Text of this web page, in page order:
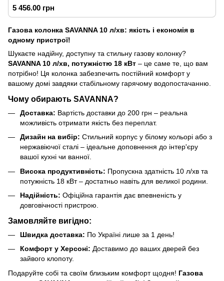
5 456.00 грн
Газова колонка SAVANNA 10 л/хв: якість і економія в
одному пристрої!
Шукаєте надійну, доступну та стильну газову колонку?
SAVANNA 10 л/хв, потужністю 18 кВт – це саме те, що вам
потрібно! Ця колонка забезпечить постійний комфорт у
вашому домі завдяки стабільному гарячому водопостачанню.
Чому обирають SAVANNA?
Доставка: Вартість доставки до 200 грн – реальна
можливість отримати якість без переплат.
Дизайн на вибір: Стильний корпус у білому кольорі або з
нержавіючої сталі – ідеальне доповнення до інтер'єру
вашої кухні чи ванної.
Висока продуктивність: Пропускна здатність 10 л/хв та
потужність 18 кВт – достатньо навіть для великої родини.
Надійність: Офіційна гарантія дає впевненість у
довговічності пристрою.
Замовляйте вигідно:
Швидка доставка: По Україні лише за 1 день!
Комфорт у Херсоні: Доставимо до ваших дверей без
зайвого клопоту.
Подаруйте собі та своїм близьким комфорт щодня! Газова